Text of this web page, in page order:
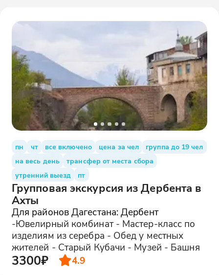
пн чт все включено цена за чел
группа до 19 чел
на весь день
трансфер от места сбора
утренний выезд
пт
Групповая экскурсия из Дербента в
Ахты
Для районов Дагестана: Дербент
-Ювелирный комбинат - Мастер-класс по
изделиям из серебра - Обед у местных
жителей - Старый Кубачи - Музей - Башня
3300₽ 4.9